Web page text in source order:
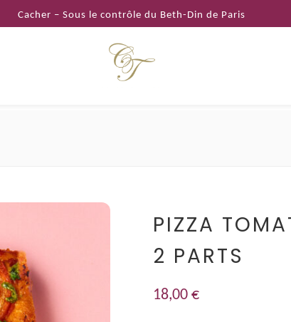
Cacher – Sous le contrôle du Beth-Din de Paris
PIZZA
2 PARTS
18,00 €